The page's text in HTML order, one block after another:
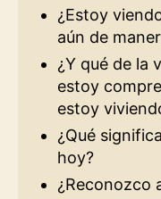
¿Estoy
aún de
¿Y qué de la
estoy
estoy
¿Qué
hoy?
¿Reconozco